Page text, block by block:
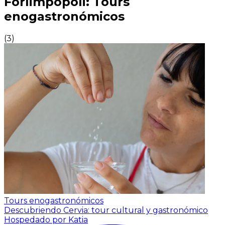
enogastronómicos
(3)
Tours enogastronómicos
Descubriendo Cervia: tour cultural y gastronómico
Hospedado por Katia